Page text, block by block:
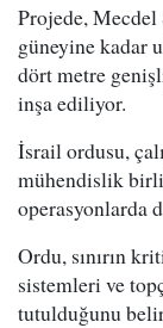
Projede,
güneyine kadar
dört metre
inşa ediliyor.
İsrail ordusu,
mühendislik
operasyonlarda
Ordu, sınırın
sistemleri ve
tutulduğunu